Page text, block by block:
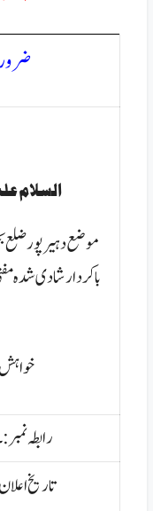
السلام
موضع دہیر پور ضلع
باکردار شادی شدہ
رابطہ
تاریخ